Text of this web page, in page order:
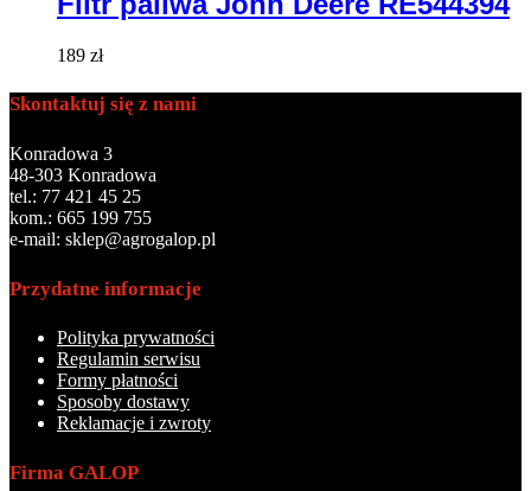
189 zł
Skontaktuj się z nami
Konradowa 3
48-303 Konradowa
tel.: 77 421 45 25
kom.: 665 199 755
e-mail: sklep@agrogalop.pl
Przydatne informacje
Polityka prywatności
Regulamin serwisu
Formy płatności
Sposoby dostawy
Reklamacje i zwroty
Firma GALOP